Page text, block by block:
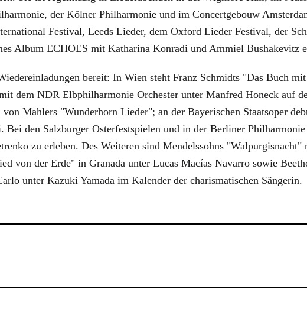
der Kölner Philharmonie und im Concertgebouw
Festival, Leeds Lieder, dem Oxford Lieder Festival, der
Album ECHOES mit Katharina Konradi und Ammiel Bushakevitz
bereit: In Wien steht Franz Schmidts "Das Buch
dem NDR Elbphilharmonie Orchester unter Manfred Honeck auf
Mahlers "Wunderhorn Lieder"; an der Bayerischen Staatsoper
den Salzburger Osterfestspielen und in der Berliner
zu erleben. Des Weiteren sind Mendelssohns "Walpurgisnacht"
von der Erde" in Granada unter Lucas Macías Navarro sowie
unter Kazuki Yamada im Kalender der charismatischen Sängerin.
London